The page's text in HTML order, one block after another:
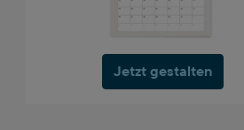
Jetzt gestalten